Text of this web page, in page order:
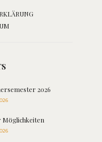
2026
Möglichkeiten